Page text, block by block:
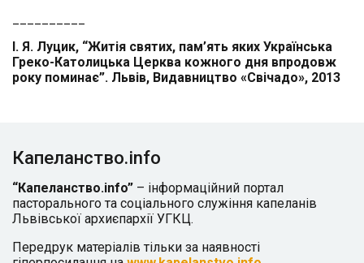
І. Я. Луцик, “Житія святих, пам’ять яких Українська
Греко-Католицька Церква кожного дня впродовж
року поминає”. Львів, Видавництво «Свічадо», 2013
Капеланство.info
“Капеланство.info” – інформаційний портал
пасторального та соціального служіння капеланів
Львівської архиєпархії УГКЦ.
Передрук матеріалів тільки за наявності